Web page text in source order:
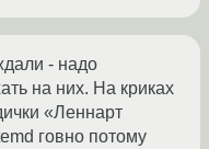
- надо
на них. На криках
«Леннарт
говно потому